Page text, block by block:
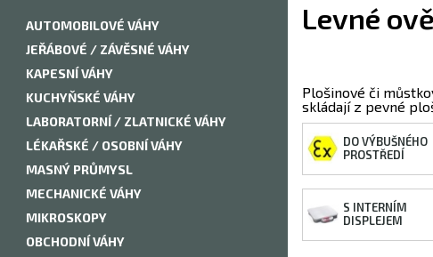
AUTOMOBILOVÉ VÁHY
JEŘÁBOVÉ / ZÁVĚSNÉ VÁHY
KAPESNÍ VÁHY
KUCHYŇSKÉ VÁHY
LABORATORNÍ / ZLATNICKÉ VÁHY
LÉKAŘSKÉ / OSOBNÍ VÁHY
MASNÝ PRŮMYSL
MECHANICKÉ VÁHY
MIKROSKOPY
OBCHODNÍ VÁHY
Levné
Plošinové či
skládají z pevné
DO VÝBUŠNÉHO
PROSTŘEDÍ
S INTERNÍM
DISPLEJEM